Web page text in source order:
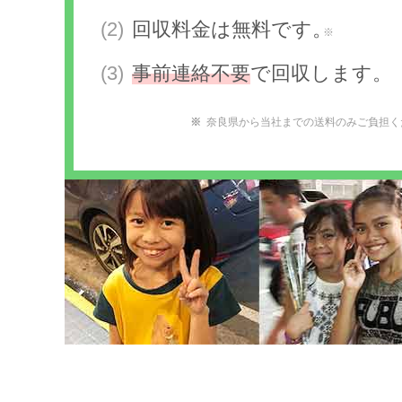
回収料金は無料です。
※
事前連絡不要で回収します。
奈良県から当社までの送料のみご負担